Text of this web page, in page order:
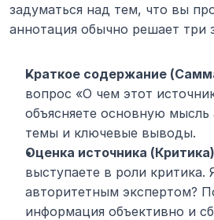
задуматься над тем, что вы
аннотация обычно решает три
Краткое содержание
вопрос «О чем этот
объясняете основную мысль
темы и ключевые выводы.
Оценка источника
выступаете в роли критика.
авторитетным экспертом?
информация объективно и